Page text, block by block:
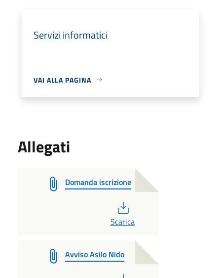
Servizi informatici
VAI ALLA PAGINA
Allegati
Domanda iscrizione
Scarica
Avviso Asilo Nido